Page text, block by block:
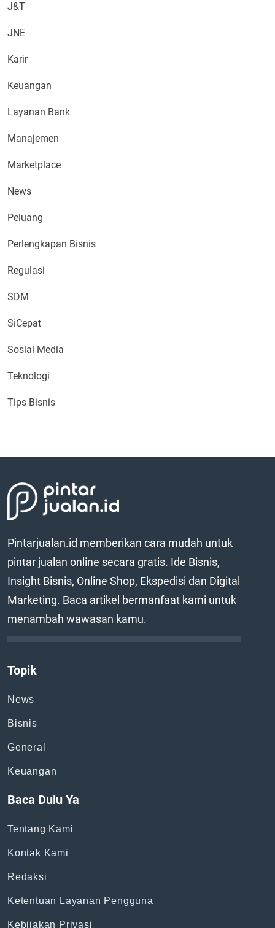
J&T
JNE
Karir
Keuangan
Layanan Bank
Manajemen
Marketplace
News
Peluang
Perlengkapan Bisnis
Regulasi
SDM
SiCepat
Sosial Media
Teknologi
Tips Bisnis
Pintarjualan.id memberikan cara mudah untuk
pintar jualan online secara gratis. Ide Bisnis,
Insight Bisnis, Online Shop, Ekspedisi dan Digital
Marketing. Baca artikel bermanfaat kami untuk
menambah wawasan kamu.
Topik